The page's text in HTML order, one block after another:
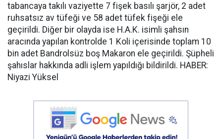
tabancaya takılı vaziyette 7 fişek basılı şarjör, 2 adet
ruhsatsız av tüfeği ve 58 adet tüfek fişeği ele
geçirildi. Diğer bir olayda ise H.A.K. isimli şahsın
aracında yapılan kontrolde 1 Koli içerisinde toplam 10
bin adet Bandrolsüz boş Makaron ele geçirildi. Şüpheli
şahıslar hakkında adli işlem yapıldığı bildirildi. HABER:
Niyazi Yüksel